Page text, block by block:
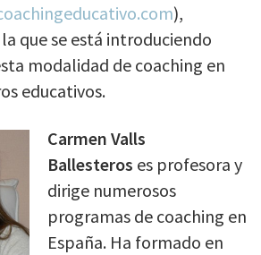
),
que se está introduciendo
modalidad de coaching en
educativos.
Carmen Valls
Ballesteros es profesora y
dirige numerosos
programas de coaching en
España. Ha formado en